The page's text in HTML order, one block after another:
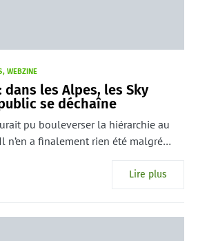
WEBZINE
dans les Alpes, les Sky
se déchaîne
pu bouleverser la hiérarchie au
n’en a finalement rien été malgré…
Lire plus